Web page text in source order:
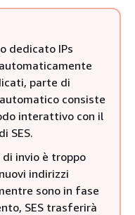
dedicato IPs
parte di
consiste
interattivo con il
SES.
di invio è troppo
indirizzi
sono in fase
SES trasferirà